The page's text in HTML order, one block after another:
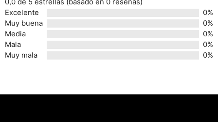
0,0 de 5 estrellas (basado en 0 reseñas)
Excelente
0%
Muy buena
0%
Media
0%
Mala
0%
Muy mala
0%